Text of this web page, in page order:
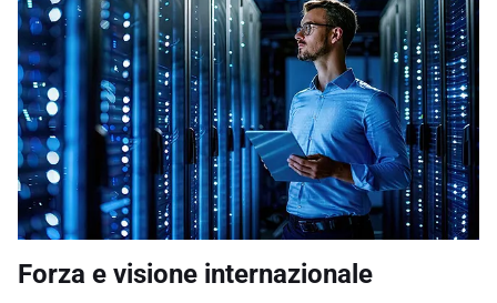
Forza e visione internazionale